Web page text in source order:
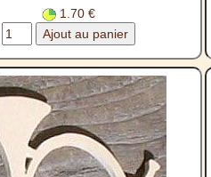
1.70 €